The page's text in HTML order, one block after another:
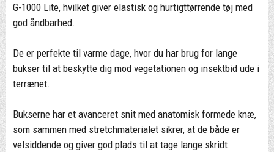
G-1000 Lite, hvilket giver elastisk og hurtigttørrende tøj med
god åndbarhed.
De er perfekte til varme dage, hvor du har brug for lange
bukser til at beskytte dig mod vegetationen og insektbid ude i
terrænet.
Bukserne har et avanceret snit med anatomisk formede knæ,
som sammen med stretchmaterialet sikrer, at de både er
velsiddende og giver god plads til at tage lange skridt.